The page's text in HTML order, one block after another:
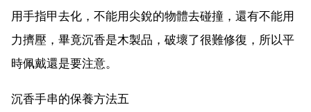
用手指甲去化，不能用尖銳的物體去碰撞，還有不能用
力擠壓，畢竟沉香是木製品，破壞了很難修復，所以平
時佩戴還是要注意。
沉香手串的保養方法五